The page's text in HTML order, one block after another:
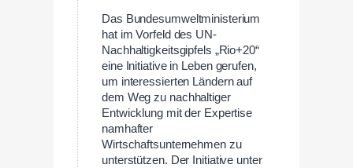
Das Bundesumweltministerium
hat im Vorfeld des UN-
Nachhaltigkeitsgipfels „Rio+20“
eine Initiative in Leben gerufen,
um interessierten Ländern auf
dem Weg zu nachhaltiger
Entwicklung mit der Expertise
namhafter
Wirtschaftsunternehmen zu
unterstützen. Der Initiative unter